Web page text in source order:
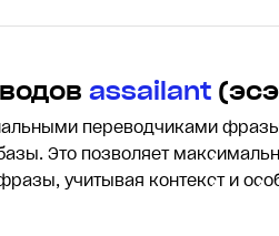
assailant
переводчиками
Это позволяет
учитывая контекст и